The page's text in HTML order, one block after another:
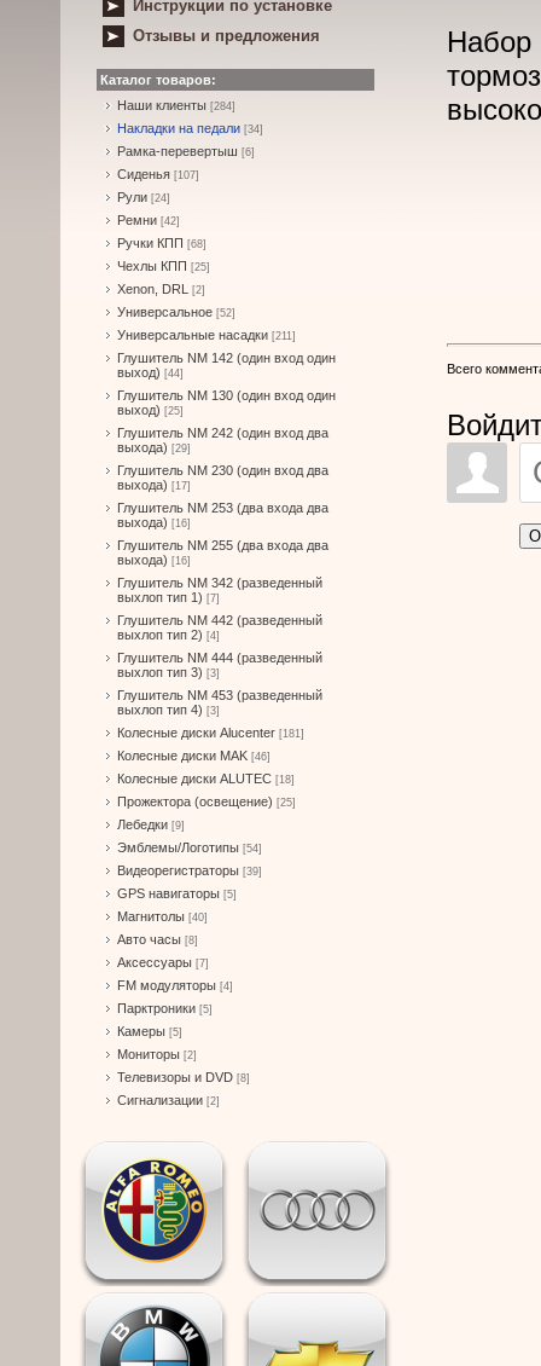
Инструкции по установке
Отзывы и предложения
Каталог товаров:
Наши клиенты [284]
Накладки на педали [34]
Рамка-перевертыш [6]
Сиденья [107]
Рули [24]
Ремни [42]
Ручки КПП [68]
Чехлы КПП [25]
Xenon, DRL [2]
Универсальное [52]
Универсальные насадки [211]
Глушитель NM 142 (один вход один
выход) [44]
Глушитель NM 130 (один вход один
выход) [25]
Глушитель NM 242 (один вход два
выхода) [29]
Глушитель NM 230 (один вход два
выхода) [17]
Глушитель NM 253 (два входа два
выхода) [16]
Глушитель NM 255 (два входа два
выхода) [16]
Глушитель NM 342 (разведенный
выхлоп тип 1) [7]
Глушитель NM 442 (разведенный
выхлоп тип 2) [4]
Глушитель NM 444 (разведенный
выхлоп тип 3) [3]
Глушитель NM 453 (разведенный
выхлоп тип 4) [3]
Колесные диски Alucenter [181]
Колесные диски MAK [46]
Колесные диски ALUTEC [18]
Прожектора (освещение) [25]
Лебедки [9]
Эмблемы/Логотипы [54]
Видеорегистраторы [39]
GPS навигаторы [5]
Магнитолы [40]
Авто часы [8]
Аксессуары [7]
FM модуляторы [4]
Парктроники [5]
Камеры [5]
Мониторы [2]
Телевизоры и DVD [8]
Сигнализации [2]
Всего